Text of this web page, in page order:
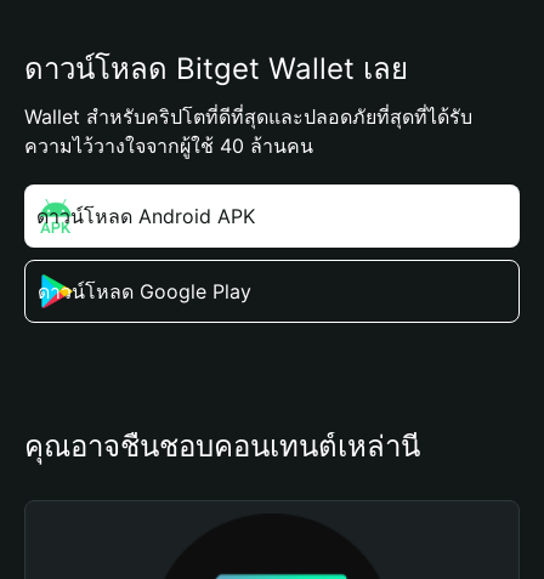
ดาวน์โหลด Bitget Wallet เลย
Wallet สำหรับคริปโตที่ดีที่สุดและปลอดภัยที่สุดที่ได้รับ
ความไว้วางใจจากผู้ใช้ 40 ล้านคน
ดาวน์โหลด Android APK
ดาวน์โหลด Google Play
คุณอาจชื่นชอบคอนเทนต์เหล่านี้